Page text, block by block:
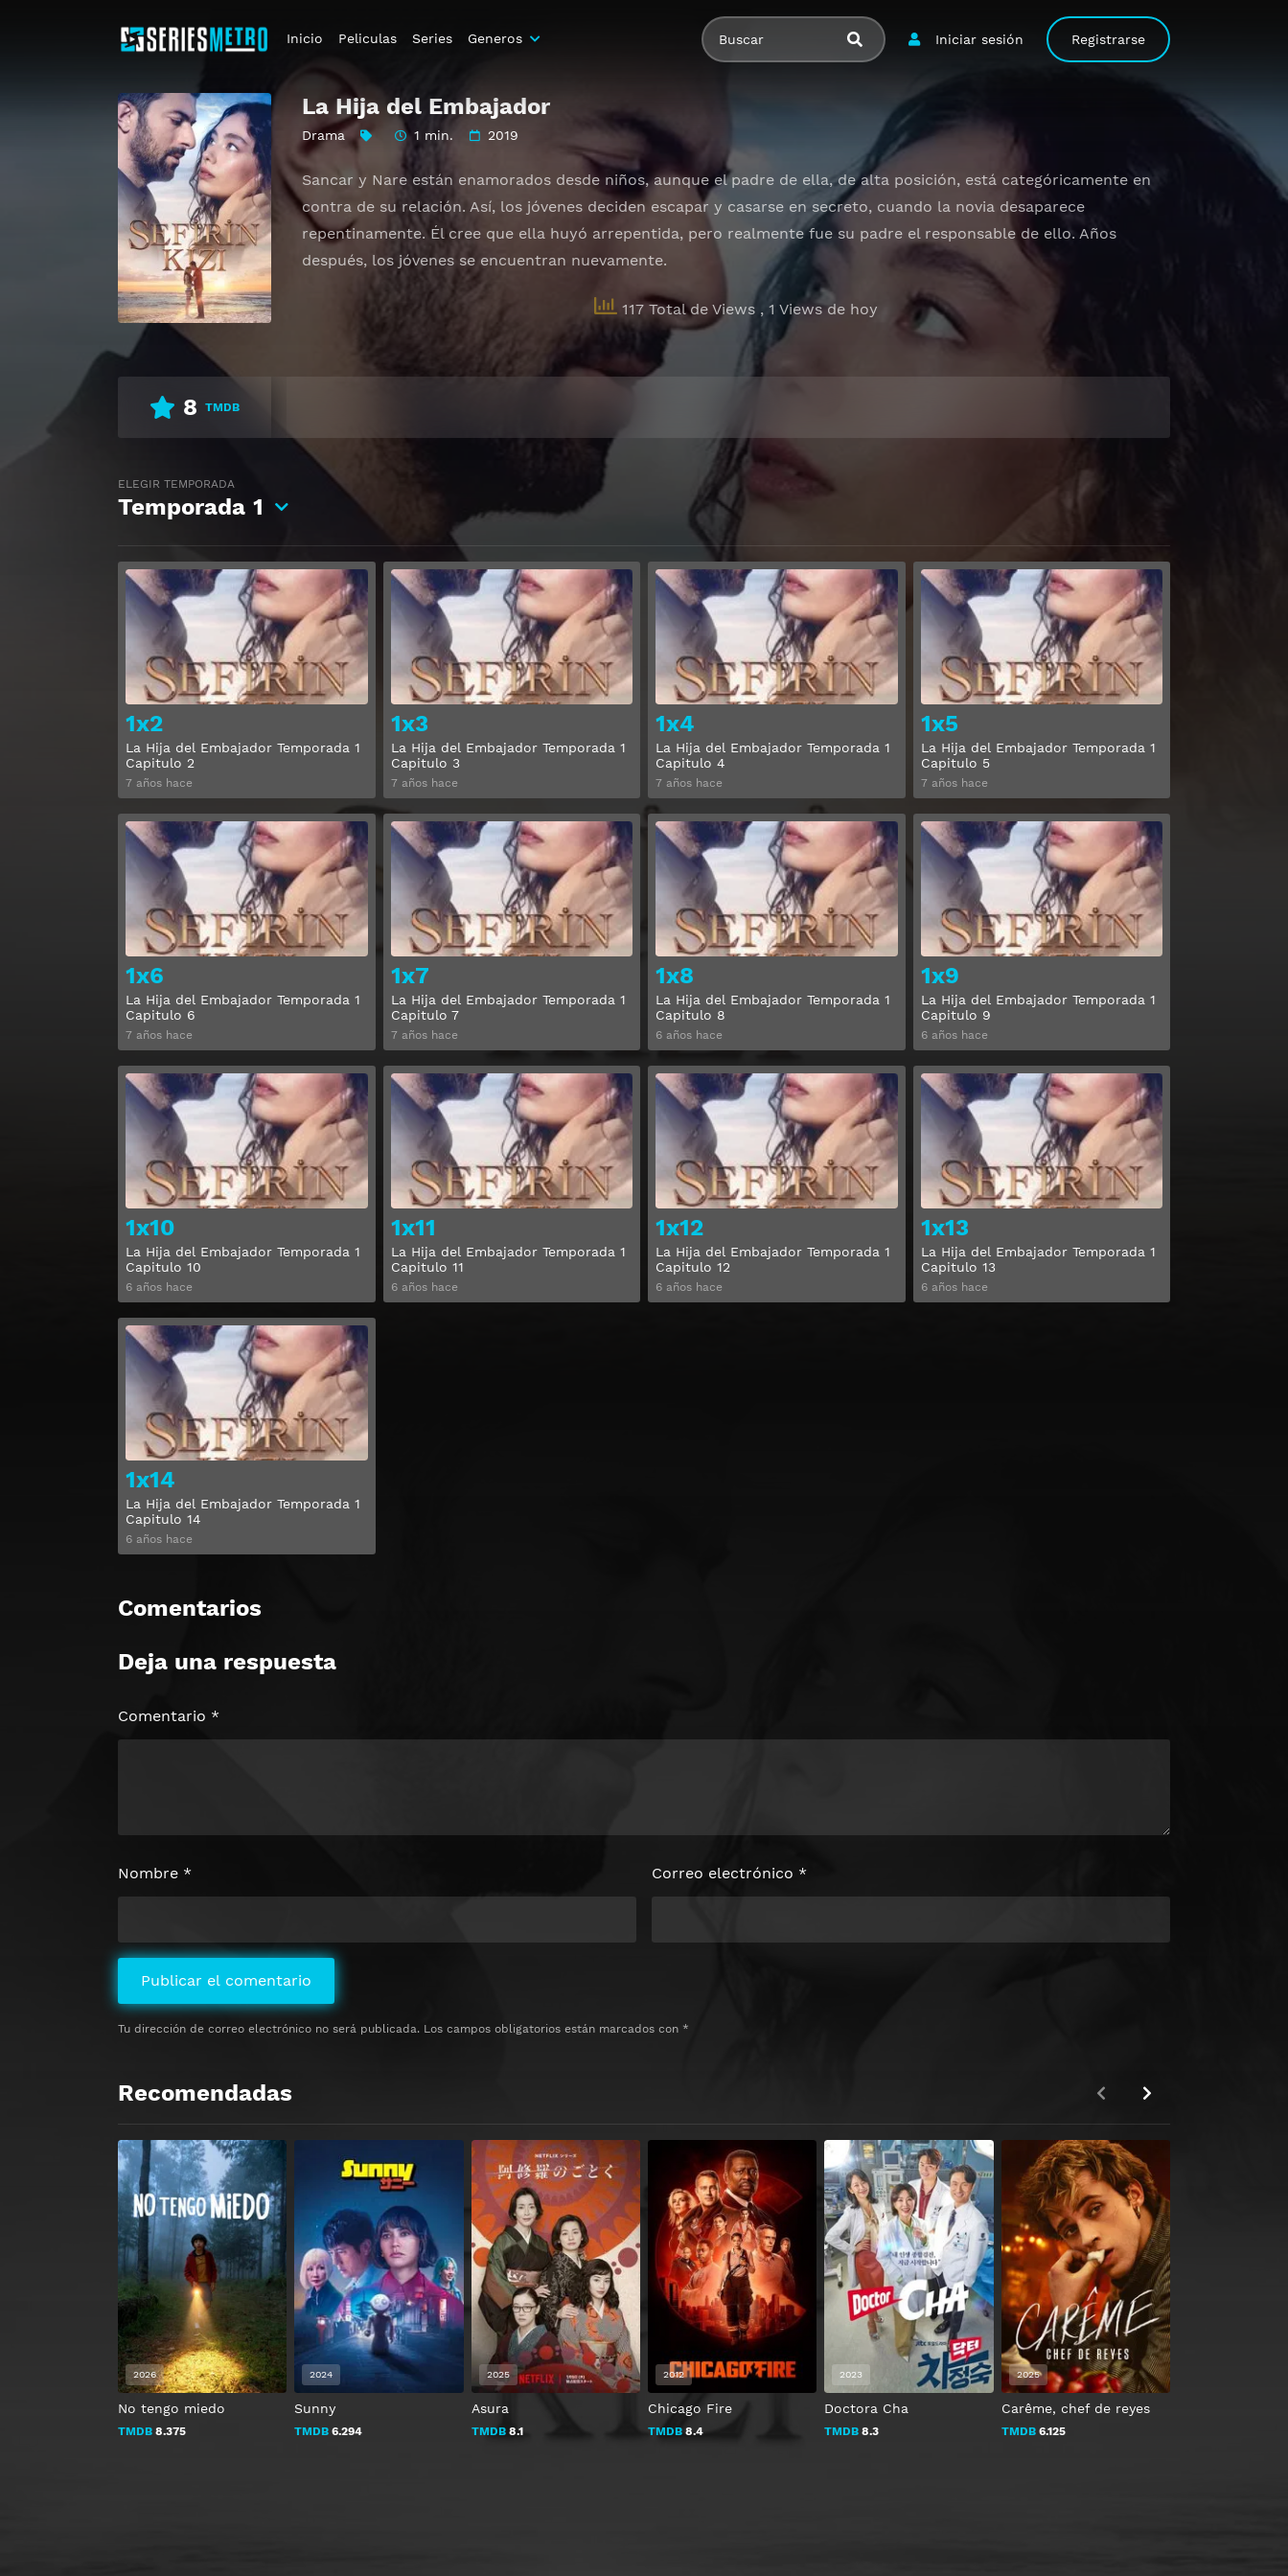
Iniciar sesión Registrarse
Inicio Peliculas Series Generos
La Hija del Embajador
Drama 1 min. 2019
Sancar y Nare están enamorados desde niños, aunque el padre de ella, de alta posición, está categóricamente en
contra de su relación. Así, los jóvenes deciden escapar y casarse en secreto, cuando la novia desaparece
repentinamente. Él cree que ella huyó arrepentida, pero realmente fue su padre el responsable de ello. Años
después, los jóvenes se encuentran nuevamente.
117 Total de Views , 1 Views de hoy
8 TMDB
ELEGIR TEMPORADA
Temporada 1
1x2
La Hija del Embajador Temporada 1
Capitulo 2
7 años hace
Ver
1x3
La Hija del Embajador Temporada 1
Capitulo 3
7 años hace
Ver
1x4
La Hija del Embajador Temporada 1
Capitulo 4
7 años hace
Ver
1x5
La Hija del Embajador Temporada 1
Capitulo 5
7 años hace
1x6
La Hija del Embajador Temporada 1
Capitulo 6
7 años hace
Ver
1x7
La Hija del Embajador Temporada 1
Capitulo 7
7 años hace
Ver
1x8
La Hija del Embajador Temporada 1
Capitulo 8
6 años hace
Ver
1x9
La Hija del Embajador Temporada 1
Capitulo 9
6 años hace
1x10
La Hija del Embajador Temporada 1
Capitulo 10
6 años hace
Ver
1x11
La Hija del Embajador Temporada 1
Capitulo 11
6 años hace
Ver
1x12
La Hija del Embajador Temporada 1
Capitulo 12
6 años hace
Ver
1x13
La Hija del Embajador Temporada 1
Capitulo 13
6 años hace
1x14
La Hija del Embajador Temporada 1
Capitulo 14
6 años hace
Comentarios
Deja una respuesta
Tu dirección de correo electrónico no será publicada. Los campos obligatorios están marcados con *
Comentario *
Nombre * Correo electrónico *
Recomendadas
No tengo miedo
TMDB 8.375
2026
Sunny
TMDB 6.294
2024
Asura
TMDB8.1
2025
Chicago Fire
TMDB8.4
2012
Doctora Cha
TMDB 8.3
2023
Carême, chef de reyes
TMDB6.125
2025